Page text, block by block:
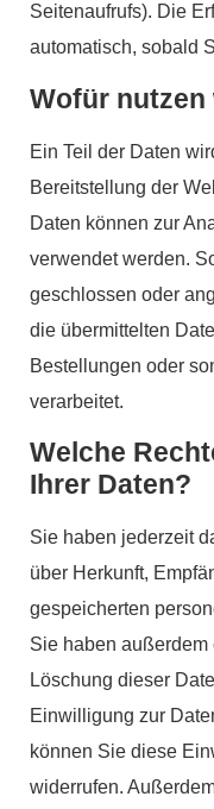
Seitenaufrufs). Die
automatisch, sobald
Wofür nutzen
Ein Teil der Daten
Bereitstellung der
Daten können zur
verwendet werden.
geschlossen oder
die übermittelten
Bestellungen oder
verarbeitet.
Welche
Ihrer Daten?
Sie haben jederzeit
über Herkunft,
gespeicherten
Sie haben
Löschung dieser
Einwilligung zur
können Sie diese
widerrufen.